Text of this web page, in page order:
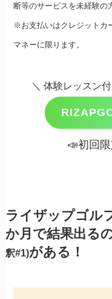
断等のサービスを未経験の
※お支払いはクレジットカ
マネーに限ります。
＼ 体験レッスン
📣初回
ライザップゴル
か月で結果出る
釈#1)がある！